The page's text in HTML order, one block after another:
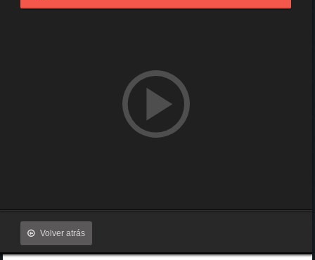
Volver atrás